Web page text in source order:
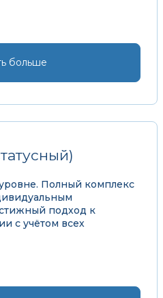
больше
Полный комплекс
подход к
с учётом всех